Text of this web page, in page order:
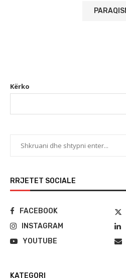
Kërko
RRJETET SOCIALE
FACEBOOK
INSTAGRAM
YOUTUBE
KATEGORI